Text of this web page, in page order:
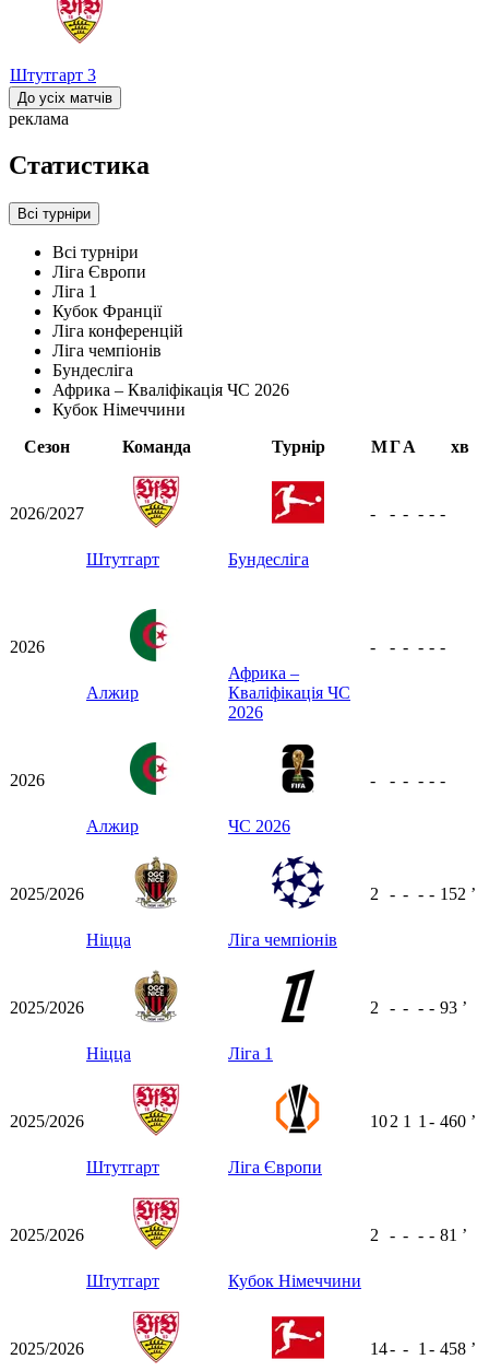
Штутгарт 3
До усіх матчів
реклама
Статистика
Всі турніри
Всі турніри
Ліга Європи
Ліга 1
Кубок Франції
Ліга конференцій
Ліга чемпіонів
Бундесліга
Африка – Кваліфікація ЧС 2026
Кубок Німеччини
Сезон
Команда Турнір МГА хв
2026/2027
Штутгарт Бундесліга
- - - - - -
2026
Алжир
Африка –
Кваліфікація ЧС
2026
- - - - - -
2026
Алжир ЧС 2026
- - - - - -
2025/2026
Ніцца Ліга чемпіонів
2 - - - - 152 ʼ
2025/2026
Ніцца Ліга 1
2 - - - - 93 ʼ
2025/2026
Штутгарт Ліга Європи
102 1 1 - 460 ʼ
2025/2026
Штутгарт Кубок Німеччини
2 - - - - 81 ʼ
2025/2026 14- - 1 - 458 ʼ